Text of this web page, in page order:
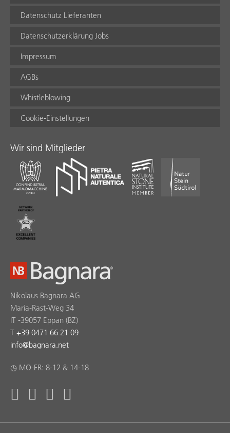
Datenschutz Lieferanten
Datenschutzerklärung Jobs
Impressum
AGBs
Whistleblowing
Cookie-Einstellungen
Wir sind Mitglieder
Nikolaus Bagnara AG
Maria-Rast-Weg 34
IT -39057 Eppan (BZ)
T +39 0471 66 21 09
info@bagnara.net
◷ MO-FR: 8-12 & 14-18